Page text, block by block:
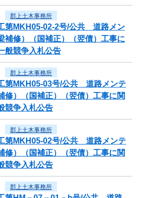
郡上土木事務所
第MKH05-02-2号/公共 道路メン
補修）（国補正）（翌債）工事に
般競争入札公告
郡上土木事務所
第MKH05-03号/公共 道路メンテ
修）（国補正）（翌債）工事に関
競争入札公告
郡上土木事務所
第MKH05-02号/公共 道路メンテ
修）（国補正）（翌債）工事に関
競争入札公告
郡上土木事務所